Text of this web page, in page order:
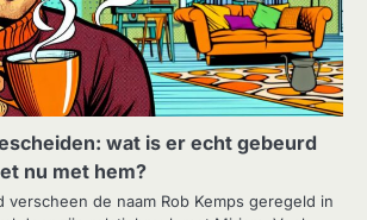
wat is er echt gebeurd
nu met hem?
verscheen de naam Rob Kemps geregeld in